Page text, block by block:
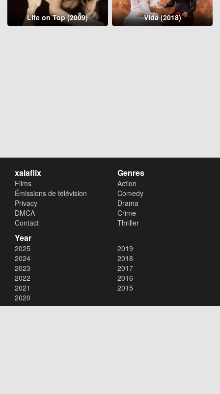
Life on Top (2009) Vida (2018)
xalaflix
Films
Émissions de télévision
Privacy
DMCA
Contact
Genres
Action
Comedy
Drama
Crime
Thriller
Year
2025
2024
2023
2022
2021
2020
2019
2018
2017
2016
2015